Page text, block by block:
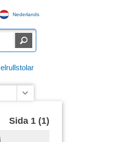
Nederlands
Sida 1 (1)